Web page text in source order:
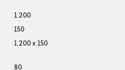
1.200
150
1.200 x 150
80